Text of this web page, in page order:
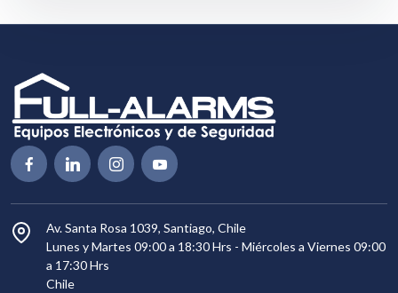
Av. Santa Rosa 1039, Santiago, Chile
Lunes y Martes 09:00 a 18:30 Hrs - Miércoles a Viernes 09:00
a 17:30 Hrs
Chile